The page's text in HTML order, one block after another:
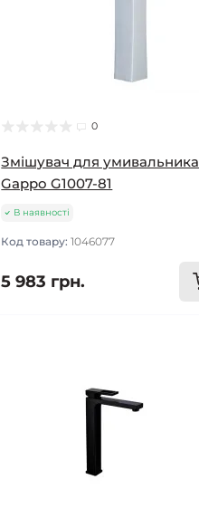
0
Змішувач для умивальника
Gappo G1007-81
В наявності
Код товару:1046077
5 983 грн.